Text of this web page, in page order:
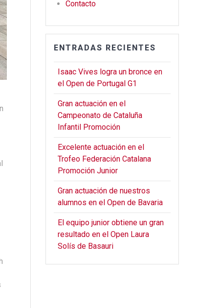
Contacto
ENTRADAS RECIENTES
Isaac Vives logra un bronce en
el Open de Portugal G1
Gran actuación en el
Campeonato de Cataluña
Infantil Promoción
Excelente actuación en el
Trofeo Federación Catalana
Promoción Junior
Gran actuación de nuestros
alumnos en el Open de Bavaria
El equipo junior obtiene un gran
resultado en el Open Laura
Solís de Basauri